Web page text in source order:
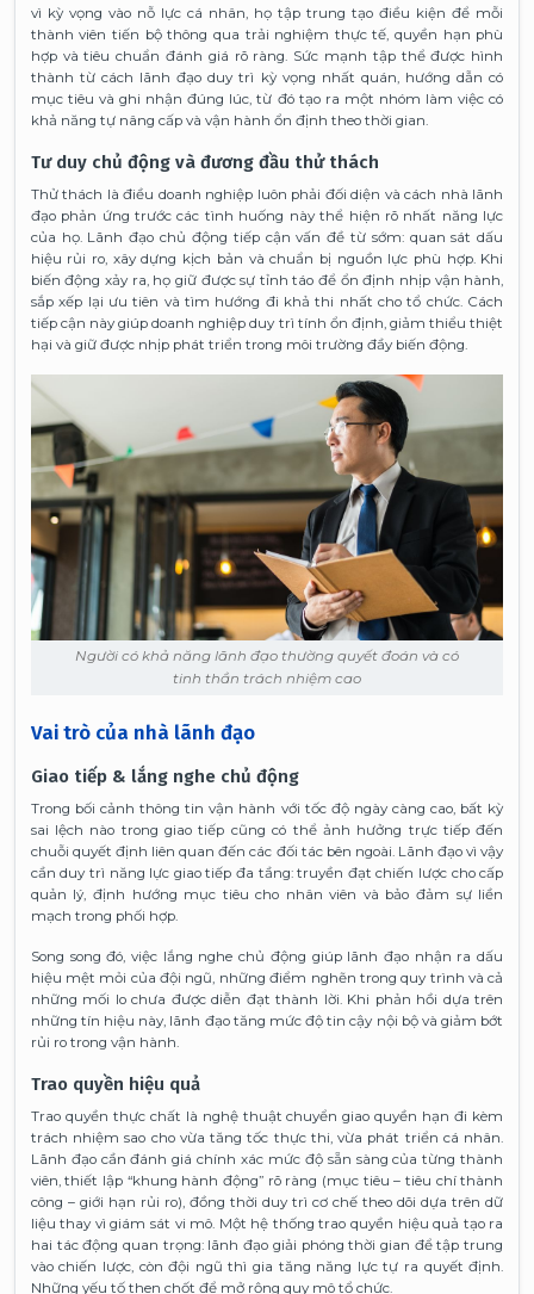
vì kỳ vọng vào nỗ lực cá nhân, họ tập trung tạo điều kiện để mỗi
thành viên tiến bộ thông qua trải nghiệm thực tế, quyền hạn phù
hợp và tiêu chuẩn đánh giá rõ ràng. Sức mạnh tập thể được hình
thành từ cách lãnh đạo duy trì kỳ vọng nhất quán, hướng dẫn có
mục tiêu và ghi nhận đúng lúc, từ đó tạo ra một nhóm làm việc có
khả năng tự nâng cấp và vận hành ổn định theo thời gian.
Tư duy chủ động và đương đầu thử thách
Thử thách là điều doanh nghiệp luôn phải đối diện và cách nhà lãnh
đạo phản ứng trước các tình huống này thể hiện rõ nhất năng lực
của họ. Lãnh đạo chủ động tiếp cận vấn đề từ sớm: quan sát dấu
hiệu rủi ro, xây dựng kịch bản và chuẩn bị nguồn lực phù hợp. Khi
biến động xảy ra, họ giữ được sự tỉnh táo để ổn định nhịp vận hành,
sắp xếp lại ưu tiên và tìm hướng đi khả thi nhất cho tổ chức. Cách
tiếp cận này giúp doanh nghiệp duy trì tính ổn định, giảm thiểu thiệt
hại và giữ được nhịp phát triển trong môi trường đầy biến động.
Người có khả năng lãnh đạo thường quyết đoán và có
tinh thần trách nhiệm cao
Vai trò của nhà lãnh đạo
Giao tiếp & lắng nghe chủ động
Trong bối cảnh thông tin vận hành với tốc độ ngày càng cao, bất kỳ
sai lệch nào trong giao tiếp cũng có thể ảnh hưởng trực tiếp đến
chuỗi quyết định liên quan đến các đối tác bên ngoài. Lãnh đạo vì vậy
cần duy trì năng lực giao tiếp đa tầng: truyền đạt chiến lược cho cấp
quản lý, định hướng mục tiêu cho nhân viên và bảo đảm sự liền
mạch trong phối hợp.
Song song đó, việc lắng nghe chủ động giúp lãnh đạo nhận ra dấu
hiệu mệt mỏi của đội ngũ, những điểm nghẽn trong quy trình và cả
những mối lo chưa được diễn đạt thành lời. Khi phản hồi dựa trên
những tín hiệu này, lãnh đạo tăng mức độ tin cậy nội bộ và giảm bớt
rủi ro trong vận hành.
Trao quyền hiệu quả
Trao quyền thực chất là nghệ thuật chuyển giao quyền hạn đi kèm
trách nhiệm sao cho vừa tăng tốc thực thi, vừa phát triển cá nhân.
Lãnh đạo cần đánh giá chính xác mức độ sẵn sàng của từng thành
viên, thiết lập “khung hành động” rõ ràng (mục tiêu – tiêu chí thành
công – giới hạn rủi ro), đồng thời duy trì cơ chế theo dõi dựa trên dữ
liệu thay vì giám sát vi mô. Một hệ thống trao quyền hiệu quả tạo ra
hai tác động quan trọng: lãnh đạo giải phóng thời gian để tập trung
vào chiến lược, còn đội ngũ thì gia tăng năng lực tự ra quyết định.
Những yếu tố then chốt để mở rộng quy mô tổ chức.